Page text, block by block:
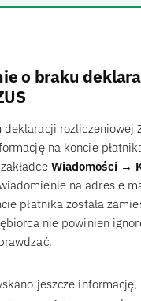
o braku
rozliczeniowej
na koncie
Wiadomości →
na adres e
płatnika została
nie powinien
jeszcze